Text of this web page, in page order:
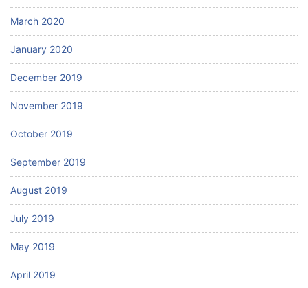
March 2020
January 2020
December 2019
November 2019
October 2019
September 2019
August 2019
July 2019
May 2019
April 2019